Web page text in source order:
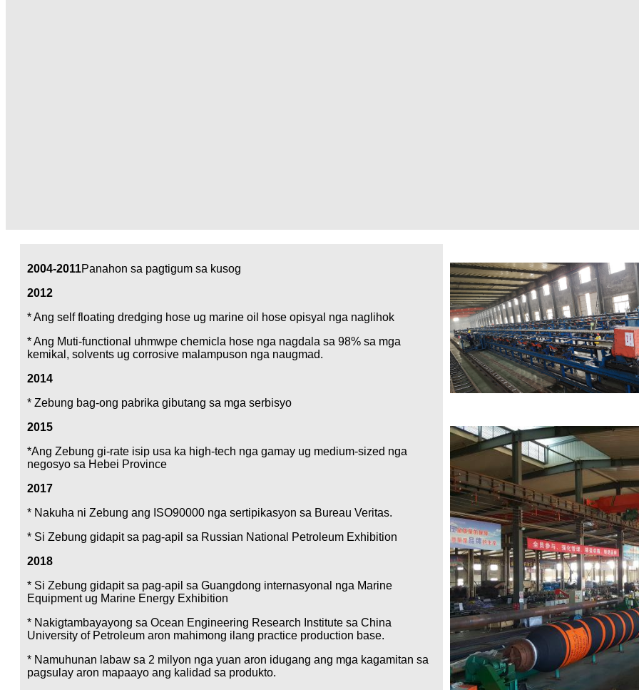
2004-2011Panahon sa pagtigum sa kusog
2012
* Ang self floating dredging hose ug marine oil hose opisyal nga naglihok
* Ang Muti-functional uhmwpe chemicla hose nga nagdala sa 98% sa mga
kemikal, solvents ug corrosive malampuson nga naugmad.
2014
* Zebung bag-ong pabrika gibutang sa mga serbisyo
2015
*Ang Zebung gi-rate isip usa ka high-tech nga gamay ug medium-sized nga
negosyo sa Hebei Province
2017
* Nakuha ni Zebung ang ISO90000 nga sertipikasyon sa Bureau Veritas.
* Si Zebung gidapit sa pag-apil sa Russian National Petroleum Exhibition
2018
* Si Zebung gidapit sa pag-apil sa Guangdong internasyonal nga Marine
Equipment ug Marine Energy Exhibition
* Nakigtambayayong sa Ocean Engineering Research Institute sa China
University of Petroleum aron mahimong ilang practice production base.
* Namuhunan labaw sa 2 milyon nga yuan aron idugang ang mga kagamitan sa
pagsulay aron mapaayo ang kalidad sa produkto.